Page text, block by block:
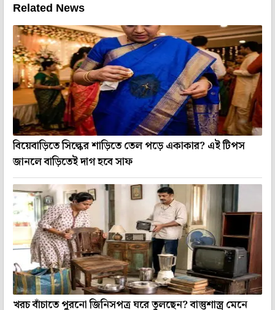
Related News
বিয়েবাড়িতে সিল্কের শাড়িতে তেল পড়ে একাকার? এই টিপস
জানলে বাড়িতেই দাগ হবে সাফ
খরচ বাঁচাতে পুরনো জিনিসপত্র ঘরে তুলছেন? বাস্তুশাস্ত্র মেনে